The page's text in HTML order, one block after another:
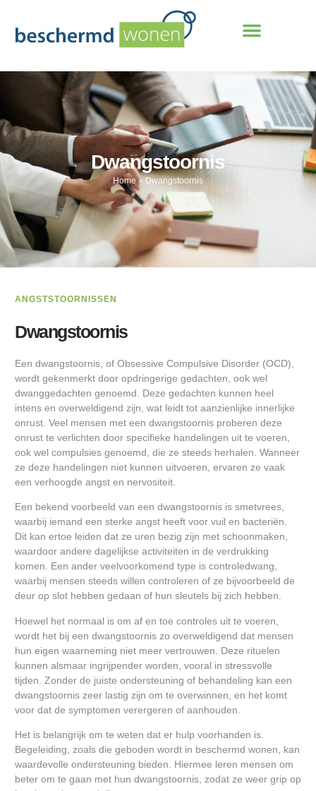
Dwangstoornis
Home »Dwangstoornis
ANGSTSTOORNISSEN
Dwangstoornis
Een dwangstoornis, of Obsessive Compulsive Disorder (OCD),
wordt gekenmerkt door opdringerige gedachten, ook wel
dwanggedachten genoemd. Deze gedachten kunnen heel
intens en overweldigend zijn, wat leidt tot aanzienlijke innerlijke
onrust. Veel mensen met een dwangstoornis proberen deze
onrust te verlichten door specifieke handelingen uit te voeren,
ook wel compulsies genoemd, die ze steeds herhalen. Wanneer
ze deze handelingen niet kunnen uitvoeren, ervaren ze vaak
een verhoogde angst en nervositeit.
Een bekend voorbeeld van een dwangstoornis is smetvrees,
waarbij iemand een sterke angst heeft voor vuil en bacteriën.
Dit kan ertoe leiden dat ze uren bezig zijn met schoonmaken,
waardoor andere dagelijkse activiteiten in de verdrukking
komen. Een ander veelvoorkomend type is controledwang,
waarbij mensen steeds willen controleren of ze bijvoorbeeld de
deur op slot hebben gedaan of hun sleutels bij zich hebben.
Hoewel het normaal is om af en toe controles uit te voeren,
wordt het bij een dwangstoornis zo overweldigend dat mensen
hun eigen waarneming niet meer vertrouwen. Deze rituelen
kunnen alsmaar ingrijpender worden, vooral in stressvolle
tijden. Zonder de juiste ondersteuning of behandeling kan een
dwangstoornis zeer lastig zijn om te overwinnen, en het komt
voor dat de symptomen verergeren of aanhouden.
Het is belangrijk om te weten dat er hulp voorhanden is.
Begeleiding, zoals die geboden wordt in beschermd wonen, kan
waardevolle ondersteuning bieden. Hiermee leren mensen om
beter om te gaan met hun dwangstoornis, zodat ze weer grip op